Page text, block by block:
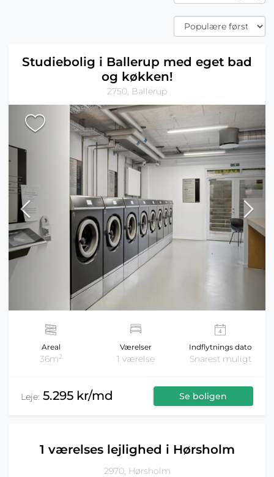
Studiebolig i Ballerup med eget bad
og køkken!
2750, Ballerup
Areal
36m2
Værelser
1 værelse
Indflytnings dato
Snarest muligt
Leje: 5.295 kr/md Se boligen
1 værelses lejlighed i Hørsholm
2970, Hørsholm